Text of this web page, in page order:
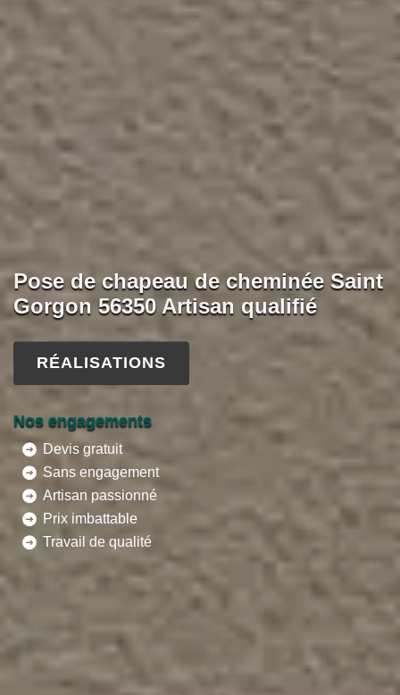
Pose de chapeau de cheminée Saint
Gorgon 56350 Artisan qualifié
RÉALISATIONS
Nos engagements
Devis gratuit
Sans engagement
Artisan passionné
Prix imbattable
Travail de qualité